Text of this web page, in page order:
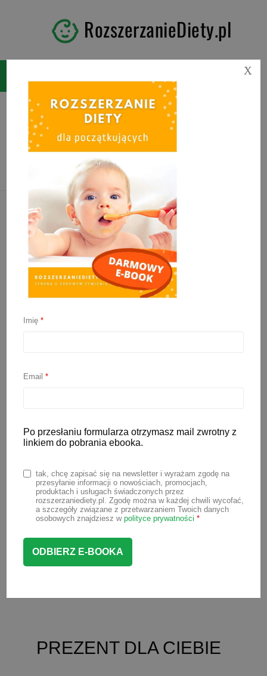
RozszerzanieDiety.pl
Tag:mielone dla
niemowlaka
Kotlety mielone pieczone
Mielone, czyli klasyczny polski obiad.
mógł zjeść? Proponuję zamiast
smażenia na głębokim tłuszczu wybrać
kotlety mielone pieczone w piekarniku. A
żeby było jeszcze zdrowiej do środka
dodamy też szpinak.
PREZENT DLA CIEBIE
Imię*
Email*
Po przesłaniu formularza otrzymasz mail zwrotny z
linkiem do pobrania ebooka.
tak, chcę zapisać się na newsletter i wyrażam zgodę na
przesyłanie informacji o nowościach, promocjach,
produktach i usługach świadczonych przez
rozszerzaniediety.pl. Zgodę można w każdej chwili wycofać,
a szczegóły związane z przetwarzaniem Twoich danych
osobowych znajdziesz w polityce prywatności *
X